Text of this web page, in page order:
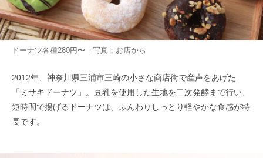
ドーナツ各種280円〜 写真：お店から
2012年、神奈川県三浦市三崎の小さな商店街で産声をあげた
「ミサキドーナツ」。豆乳を使用した生地を二次発酵まで行い、
短時間で揚げるドーナツは、ふんわりしっとり軽やかな食感が特
長です。